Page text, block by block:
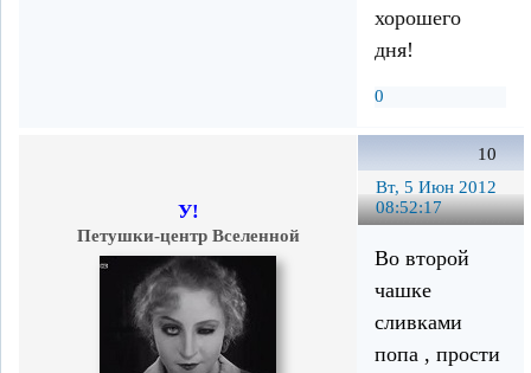
хорошего
дня!
0
10
Вт, 5 Июн 2012
08:52:17
У!
Петушки-центр Вселенной
Во второй
чашке
сливками
попа , прости